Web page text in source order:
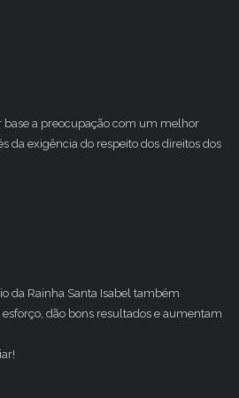
base a preocupação com um melhor
da exigência do respeito dos direitos dos
da Rainha Santa Isabel também
dão bons resultados e aumentam